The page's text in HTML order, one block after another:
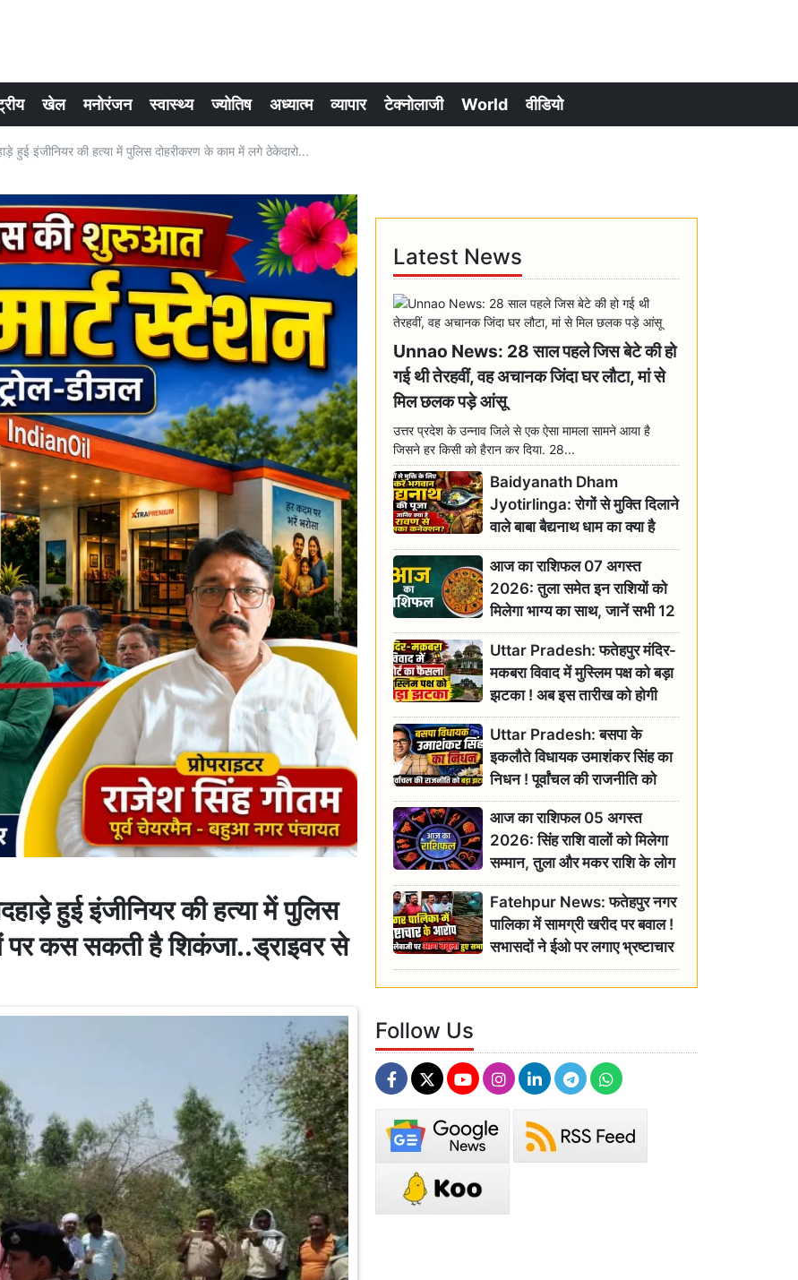
खेल मनोरंजन स्वास्थ्य ज्योतिष अध्यात्म व्यापार टेक्नोलाजी World वीडियो
हुई इंजीनियर की हत्या में पुलिस दोहरीकरण के काम में लगे ठेकेदारो...
हुई इंजीनियर की हत्या में पुलिस
पर कस सकती है शिकंजा..ड्राइवर से
Latest News
Unnao News: 28 साल पहले जिस बेटे की हो
गई थी तेरहवीं, वह अचानक जिंदा घर लौटा, मां से
मिल छलक पड़े आंसू
उत्तर प्रदेश के उन्नाव जिले से एक ऐसा मामला सामने आया है
जिसने हर किसी को हैरान कर दिया. 28...
Baidyanath Dham
Jyotirlinga: रोगों से मुक्ति दिलाने
वाले बाबा बैद्यनाथ धाम का क्या है
रावण से संबंध? जानिए ज्योतिर्लिंग की
महिमा
आज का राशिफल 07 अगस्त
2026: तुला समेत इन राशियों को
मिलेगा भाग्य का साथ, जानें सभी 12
राशियों का दैनिक भाग्यफल
Uttar Pradesh: फतेहपुर मंदिर-
मकबरा विवाद में मुस्लिम पक्ष को बड़ा
झटका ! अब इस तारीख को होगी
सुनवाई
Uttar Pradesh: बसपा के
इकलौते विधायक उमाशंकर सिंह का
निधन ! पूर्वांचल की राजनीति को
बड़ा झटका, योगी ने जताया दुःख
आज का राशिफल 05 अगस्त
2026: सिंह राशि वालों को मिलेगा
सम्मान, तुला और मकर राशि के लोग
रहें सतर्क
Fatehpur News: फतेहपुर नगर
पालिका में सामग्री खरीद पर बवाल !
सभासदों ने ईओ पर लगाए भ्रष्टाचार
के गंभीर आरोप
Follow Us